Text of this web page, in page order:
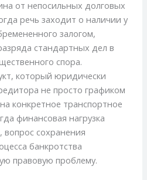
от непосильных долговых
речь заходит о наличии у
залогом,
стандартных дел в
спора.
который юридически
не просто графиком
конкретное транспортное
финансовая нагрузка
вопрос сохранения
банкротства
правовую проблему.